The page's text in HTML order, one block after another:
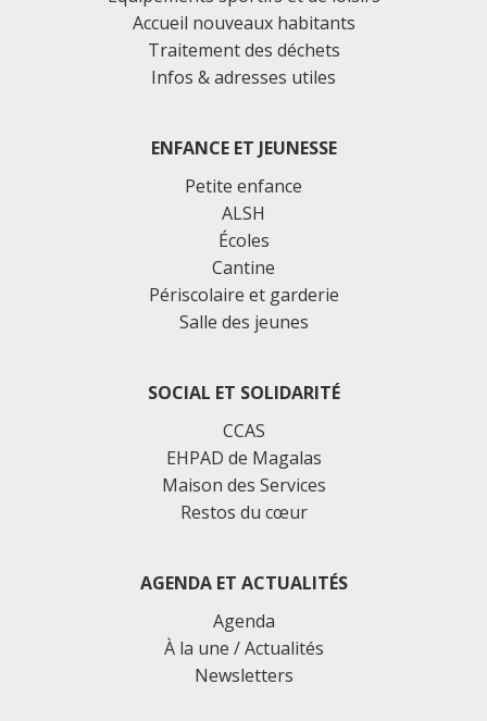
Accueil nouveaux habitants
Traitement des déchets
Infos & adresses utiles
ENFANCE ET JEUNESSE
Petite enfance
ALSH
Écoles
Cantine
Périscolaire et garderie
Salle des jeunes
SOCIAL ET SOLIDARITÉ
CCAS
EHPAD de Magalas
Maison des Services
Restos du cœur
AGENDA ET ACTUALITÉS
Agenda
À la une / Actualités
Newsletters